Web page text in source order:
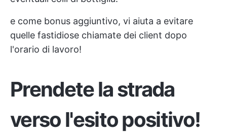
e come bonus aggiuntivo, vi aiuta a evitare
quelle fastidiose chiamate dei client dopo
l'orario di lavoro!
Prendete la strada
verso l'esito positivo!